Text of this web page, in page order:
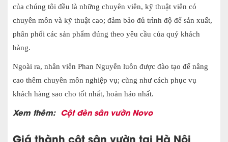
của chúng tôi đều là những chuyên viên, kỹ thuật viên có
chuyên môn và kỹ thuật cao; đảm bảo đủ trình độ để sản xuất,
phân phối các sản phẩm đúng theo yêu cầu của quý khách
hàng.
Ngoài ra, nhân viên Phan Nguyễn luôn được đào tạo để nâng
cao thêm chuyên môn nghiệp vụ; cũng như cách phục vụ
khách hàng sao cho tốt nhất, hoàn hảo nhất.
Xem thêm: Cột đèn sân vườn Novo
Giá thành cột sân vườn tại Hà Nội